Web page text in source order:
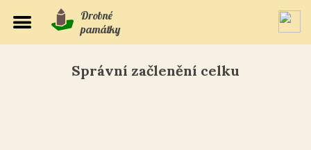
Drobné
památky
Správní začlenění celku